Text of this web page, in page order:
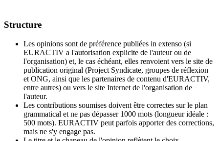
Structure
Les opinions sont de préférence publiées in extenso (si
EURACTIV a l'autorisation explicite de l'auteur ou de
l'organisation) et, le cas échéant, elles renvoient vers le site de
publication original (Project Syndicate, groupes de réflexion
et ONG, ainsi que les partenaires de contenu d'EURACTIV,
entre autres) ou vers le site Internet de l'organisation de
l'auteur.
Les contributions soumises doivent être correctes sur le plan
grammatical et ne pas dépasser 1000 mots (longueur idéale :
500 mots). EURACTIV peut parfois apporter des corrections,
mais ne s'y engage pas.